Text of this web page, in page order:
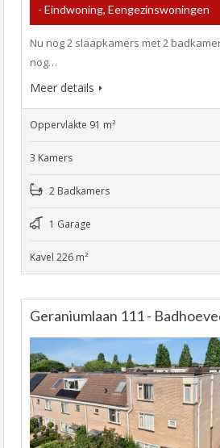
- Eindwoning, Eengezinswoningen
Nu nog 2 slaapkamers met 2
nog…
Meer details
Oppervlakte 91 m²
3 Kamers
2 Badkamers
1 Garage
Kavel 226 m²
Geraniumlaan 111 -